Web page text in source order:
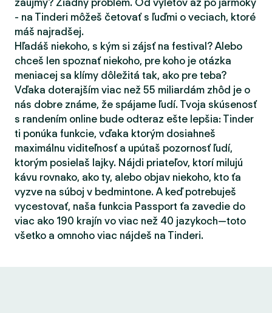
záujmy? Žiadny problém. Od výletov až po jarmoky
- na Tinderi môžeš četovať s ľuďmi o veciach, ktoré
máš najradšej.
Hľadáš niekoho, s kým si zájsť na festival? Alebo
chceš len spoznať niekoho, pre koho je otázka
meniacej sa klímy dôležitá tak, ako pre teba?
Vďaka doterajším viac než 55 miliardám zhôd je o
nás dobre známe, že spájame ľudí. Tvoja skúsenosť
s randením online bude odteraz ešte lepšia: Tinder
ti ponúka funkcie, vďaka ktorým dosiahneš
maximálnu viditeľnosť a upútaš pozornosť ľudí,
ktorým posielaš lajky. Nájdi priateľov, ktorí milujú
kávu rovnako, ako ty, alebo objav niekoho, kto ťa
vyzve na súboj v bedmintone. A keď potrebuješ
vycestovať, naša funkcia Passport ťa zavedie do
viac ako 190 krajín vo viac než 40 jazykoch—toto
všetko a omnoho viac nájdeš na Tinderi.